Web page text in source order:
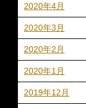
2020年4月
2020年3月
2020年2月
2020年1月
2019年12月